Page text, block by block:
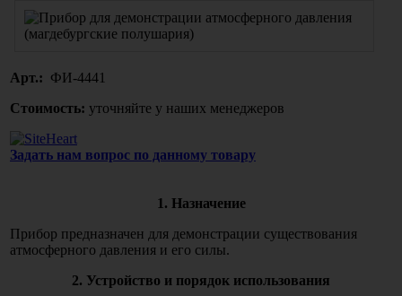
Арт.: ФИ-4441
Стоимость: уточняйте у наших менеджеров
Задать нам вопрос по данному товару
1. Назначение
Прибор предназначен для демонстрации существования
атмосферного давления и его силы.
2. Устройство и порядок использования